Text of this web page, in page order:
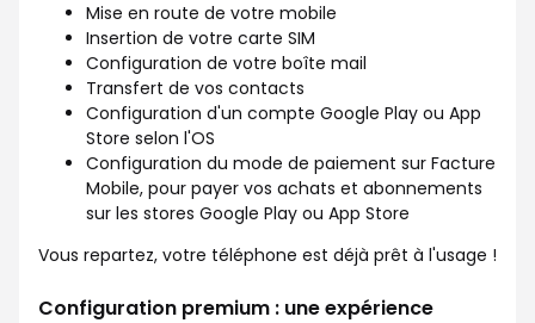
Mise en route de votre mobile
Insertion de votre carte SIM
Configuration de votre boîte mail
Transfert de vos contacts
Configuration d'un compte Google Play ou App
Store selon l'OS
Configuration du mode de paiement sur Facture
Mobile, pour payer vos achats et abonnements
sur les stores Google Play ou App Store
Vous repartez, votre téléphone est déjà prêt à l'usage !
Configuration premium : une expérience